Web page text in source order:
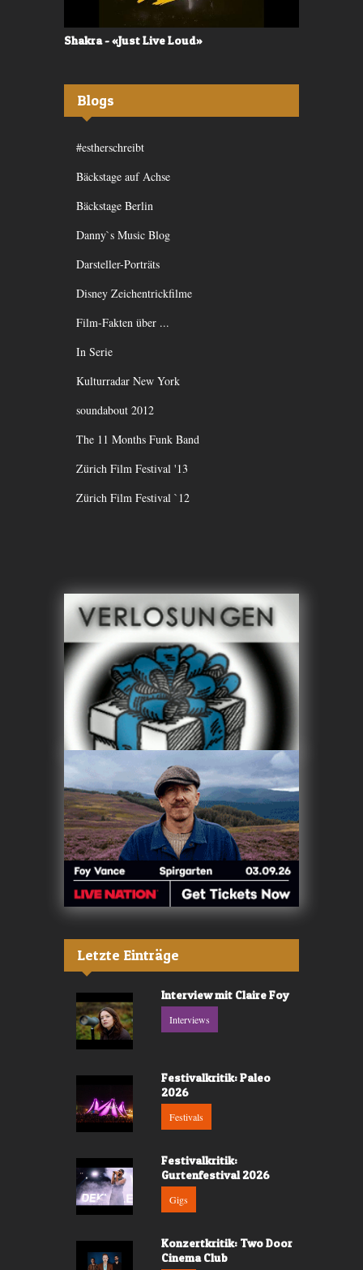
Shakra - «Just Live Loud»
Blogs
#estherschreibt
Bäckstage auf Achse
Bäckstage Berlin
Danny`s Music Blog
Darsteller-Porträts
Disney Zeichentrickfilme
Film-Fakten über ...
In Serie
Kulturradar New York
soundabout 2012
The 11 Months Funk Band
Zürich Film Festival '13
Zürich Film Festival `12
Letzte Einträge
Interview mit Claire Foy
Interviews
Festivalkritik: Paleo
2026
Festivals
Festivalkritik:
Gurtenfestival 2026
Gigs
Konzertkritik: Two Door
Cinema Club